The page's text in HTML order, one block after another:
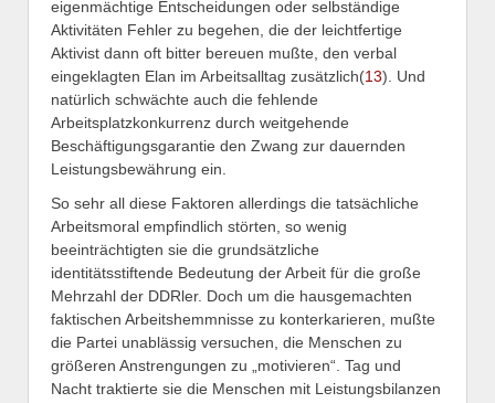
eigenmächtige Entscheidungen oder selbständige
Aktivitäten Fehler zu begehen, die der leichtfertige
Aktivist dann oft bitter bereuen mußte, den verbal
eingeklagten Elan im Arbeitsalltag zusätzlich(13). Und
natürlich schwächte auch die fehlende
Arbeitsplatzkonkurrenz durch weitgehende
Beschäftigungsgarantie den Zwang zur dauernden
Leistungsbewährung ein.
So sehr all diese Faktoren allerdings die tatsächliche
Arbeitsmoral empfindlich störten, so wenig
beeinträchtigten sie die grundsätzliche
identitätsstiftende Bedeutung der Arbeit für die große
Mehrzahl der DDRler. Doch um die hausgemachten
faktischen Arbeitshemmnisse zu konterkarieren, mußte
die Partei unablässig versuchen, die Menschen zu
größeren Anstrengungen zu „motivieren“. Tag und
Nacht traktierte sie die Menschen mit Leistungsbilanzen